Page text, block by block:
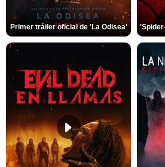
Primer tráiler oficial de 'La Odisea'